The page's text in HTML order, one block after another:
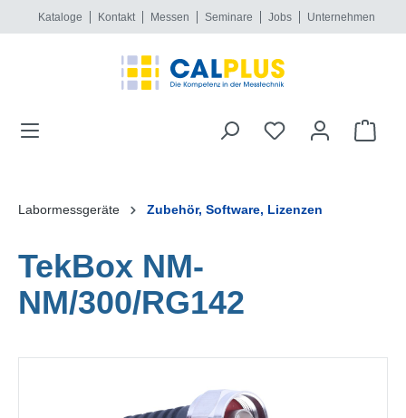
springen
Kataloge Kontakt Messen Seminare Jobs Unternehmen
Labormessgeräte Zubehör, Software, Lizenzen
TekBox NM-
NM/300/RG142